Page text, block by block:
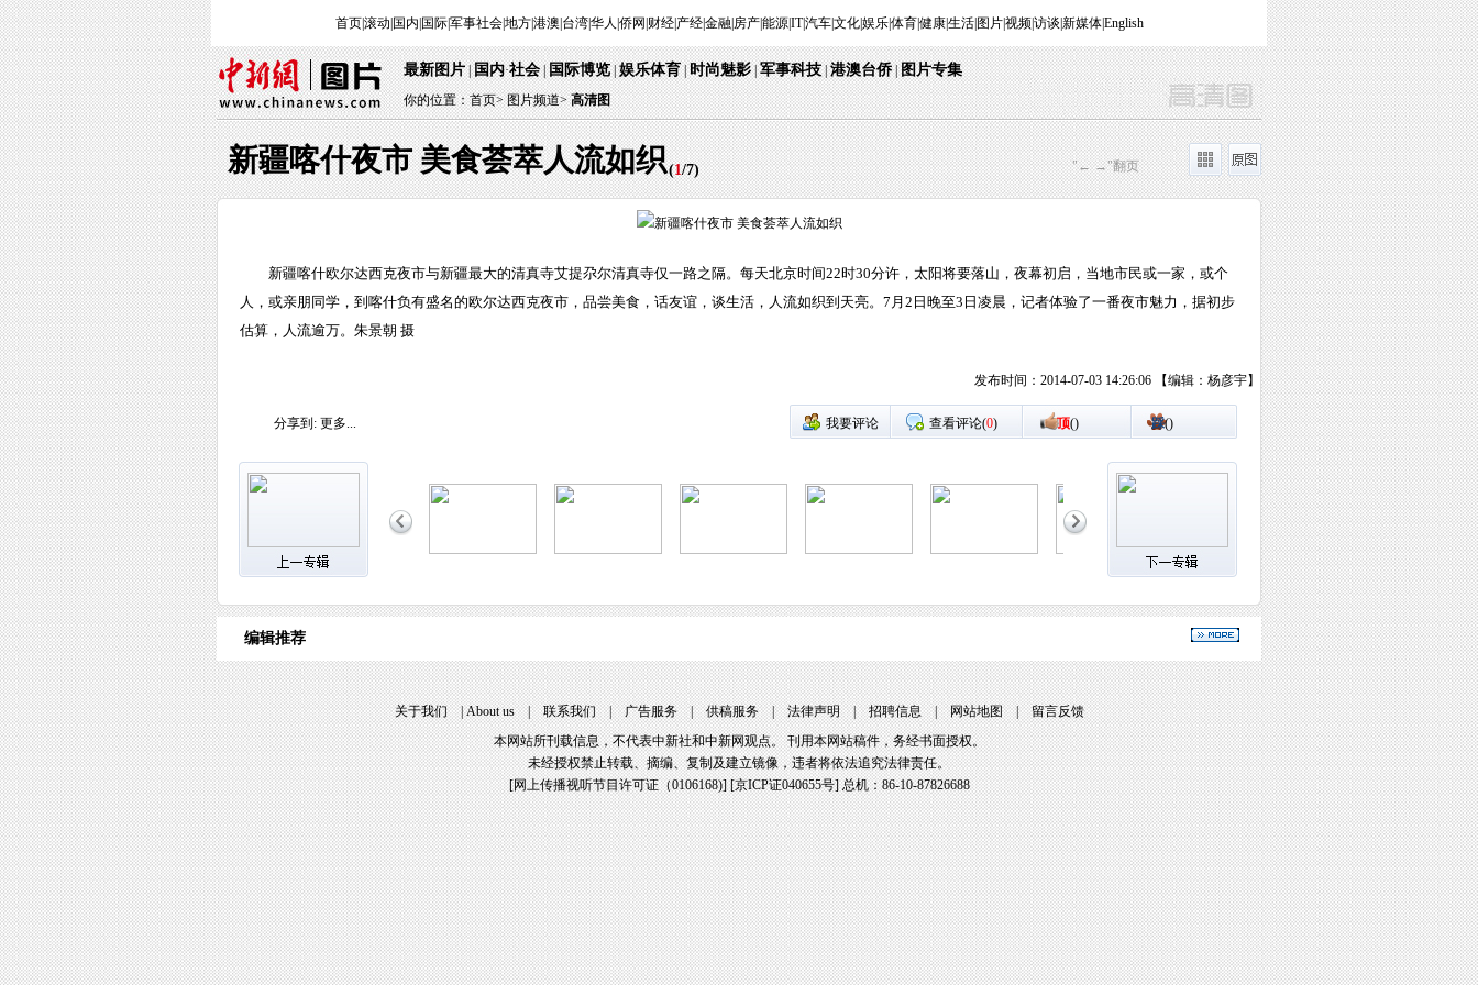
首页|滚动 国内 国际|军事社会|地方|港澳 台湾|华人 侨网 财经| 产经|金融| 房产|能源|IT|汽车|文化|娱乐|体育|健康|生活| 图片|视频|访谈 新媒体|English
最新图片|国内·社会|国际博览|娱乐体育|时尚魅影|军事科技|港澳台侨|图片专集
你的位置：首页>图片频道> 高清图
新疆喀什夜市 美食荟萃人流如织(1/7) "← →"翻页
新疆喀什欧尔达西克夜市与新疆最大的清真寺艾提尕尔清真寺仅一路之隔。每天北京时间22时30分许，太阳将要落山，夜幕初启，当地市民或一家，或个
人，或亲朋同学，到喀什负有盛名的欧尔达西克夜市，品尝美食，话友谊，谈生活，人流如织到天亮。7月2日晚至3日凌晨，记者体验了一番夜市魅力，据初步
估算，人流逾万。朱景朝 摄
发布时间：2014-07-03 14:26:06 【编辑：杨彦宇】
分享到: 更多... 我要评论 查看评论(0) 顶() 踩()
编辑推荐
关于我们|About us|联系我们|广告服务|供稿服务|法律声明|招聘信息|网站地图|留言反馈
本网站所刊载信息，不代表中新社和中新网观点。 刊用本网站稿件，务经书面授权。
未经授权禁止转载、摘编、复制及建立镜像，违者将依法追究法律责任。
[网上传播视听节目许可证（0106168)] [京ICP证040655号] 总机：86-10-87826688